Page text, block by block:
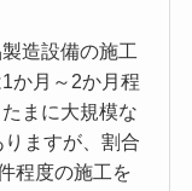
造設備の施工
か月～2か月程
まに大規模な
ますが、割合
程度の施工を